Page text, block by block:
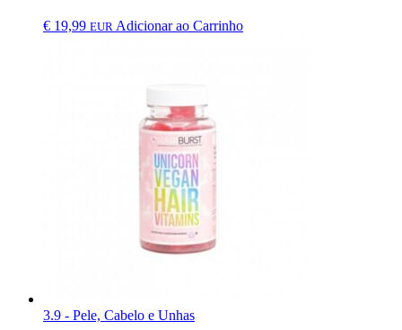
€ 19,99 EUR Adicionar ao Carrinho
3.9 - Pele, Cabelo e Unhas